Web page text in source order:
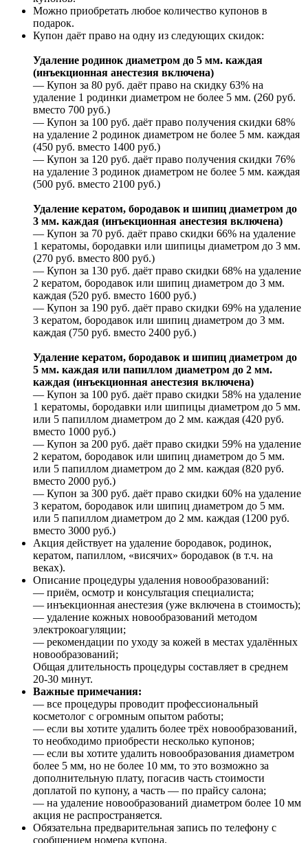
Можно приобретать любое количество купонов в
подарок.
Купон даёт право на одну из следующих скидок:
Удаление родинок диаметром до 5 мм. каждая
(инъекционная анестезия включена)
— Купон за 80 руб. даёт право на скидку 63% на
удаление 1 родинки диаметром не более 5 мм. (260 руб.
вместо 700 руб.)
— Купон за 100 руб. даёт право получения скидки 68%
на удаление 2 родинок диаметром не более 5 мм. каждая
(450 руб. вместо 1400 руб.)
— Купон за 120 руб. даёт право получения скидки 76%
на удаление 3 родинок диаметром не более 5 мм. каждая
(500 руб. вместо 2100 руб.)
Удаление кератом, бородавок и шипиц диаметром до
3 мм. каждая (инъекционная анестезия включена)
— Купон за 70 руб. даёт право скидки 66% на удаление
1 кератомы, бородавки или шипицы диаметром до 3 мм.
(270 руб. вместо 800 руб.)
— Купон за 130 руб. даёт право скидки 68% на удаление
2 кератом, бородавок или шипиц диаметром до 3 мм.
каждая (520 руб. вместо 1600 руб.)
— Купон за 190 руб. даёт право скидки 69% на удаление
3 кератом, бородавок или шипиц диаметром до 3 мм.
каждая (750 руб. вместо 2400 руб.)
Удаление кератом, бородавок и шипиц диаметром до
5 мм. каждая или папиллом диаметром до 2 мм.
каждая (инъекционная анестезия включена)
— Купон за 100 руб. даёт право скидки 58% на удаление
1 кератомы, бородавки или шипицы диаметром до 5 мм.
или 5 папиллом диаметром до 2 мм. каждая (420 руб.
вместо 1000 руб.)
— Купон за 200 руб. даёт право скидки 59% на удаление
2 кератом, бородавок или шипиц диаметром до 5 мм.
или 5 папиллом диаметром до 2 мм. каждая (820 руб.
вместо 2000 руб.)
— Купон за 300 руб. даёт право скидки 60% на удаление
3 кератом, бородавок или шипиц диаметром до 5 мм.
или 5 папиллом диаметром до 2 мм. каждая (1200 руб.
вместо 3000 руб.)
Акция действует на удаление бородавок, родинок,
кератом, папиллом, «висячих» бородавок (в т.ч. на
веках).
Описание процедуры удаления новообразований:
— приём, осмотр и консультация специалиста;
— инъекционная анестезия (уже включена в стоимость);
— удаление кожных новообразований методом
электрокоагуляции;
— рекомендации по уходу за кожей в местах удалённых
новообразований;
Общая длительность процедуры составляет в среднем
20-30 минут.
Важные примечания:
— все процедуры проводит профессиональный
косметолог с огромным опытом работы;
— если вы хотите удалить более трёх новообразований,
то необходимо приобрести несколько купонов;
— если вы хотите удалить новообразования диаметром
более 5 мм, но не более 10 мм, то это возможно за
дополнительную плату, погасив часть стоимости
доплатой по купону, а часть — по прайсу салона;
— на удаление новообразований диаметром более 10 мм
акция не распространяется.
Обязательна предварительная запись по телефону с
сообщением номера купона.